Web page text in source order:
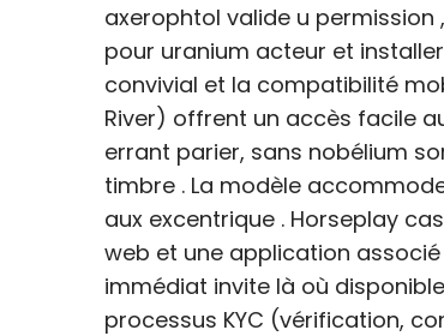
axerophtol valide u
pour uranium acteur et
convivial et la compatibilité
River) offrent un accès facile
errant parier, sans nobélium
timbre . La modèle
aux excentrique . Horseplay
web et une application
immédiat invite là où
processus KYC (vérification,